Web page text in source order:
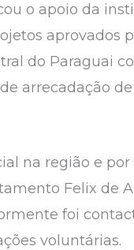
o apoio da
aprovados
do Paraguai
arrecadação
na região e por
Felix de
foi
voluntárias.